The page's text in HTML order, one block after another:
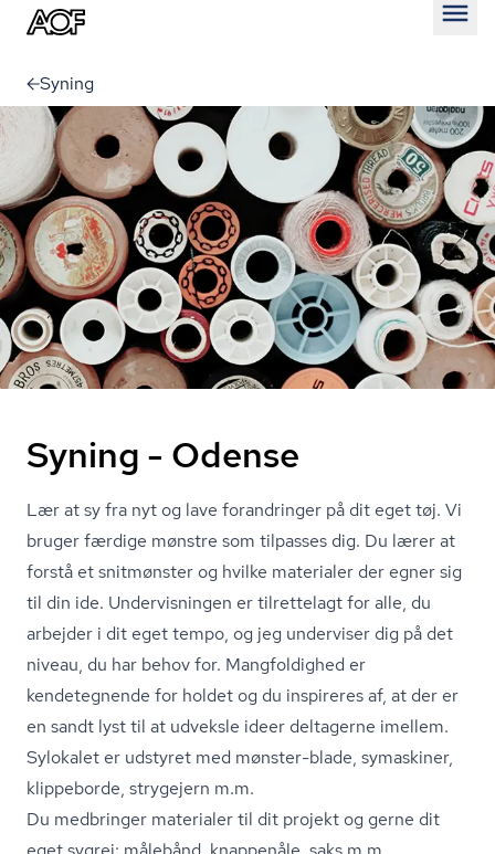
Syning
Syning - Odense
Lær at sy fra nyt og lave forandringer på dit eget tøj. Vi
bruger færdige mønstre som tilpasses dig. Du lærer at
forstå et snitmønster og hvilke materialer der egner sig
til din ide. Undervisningen er tilrettelagt for alle, du
arbejder i dit eget tempo, og jeg underviser dig på det
niveau, du har behov for. Mangfoldighed er
kendetegnende for holdet og du inspireres af, at der er
en sandt lyst til at udveksle ideer deltagerne imellem.
Sylokalet er udstyret med mønster-blade, symaskiner,
klippeborde, strygejern m.m.
Du medbringer materialer til dit projekt og gerne dit